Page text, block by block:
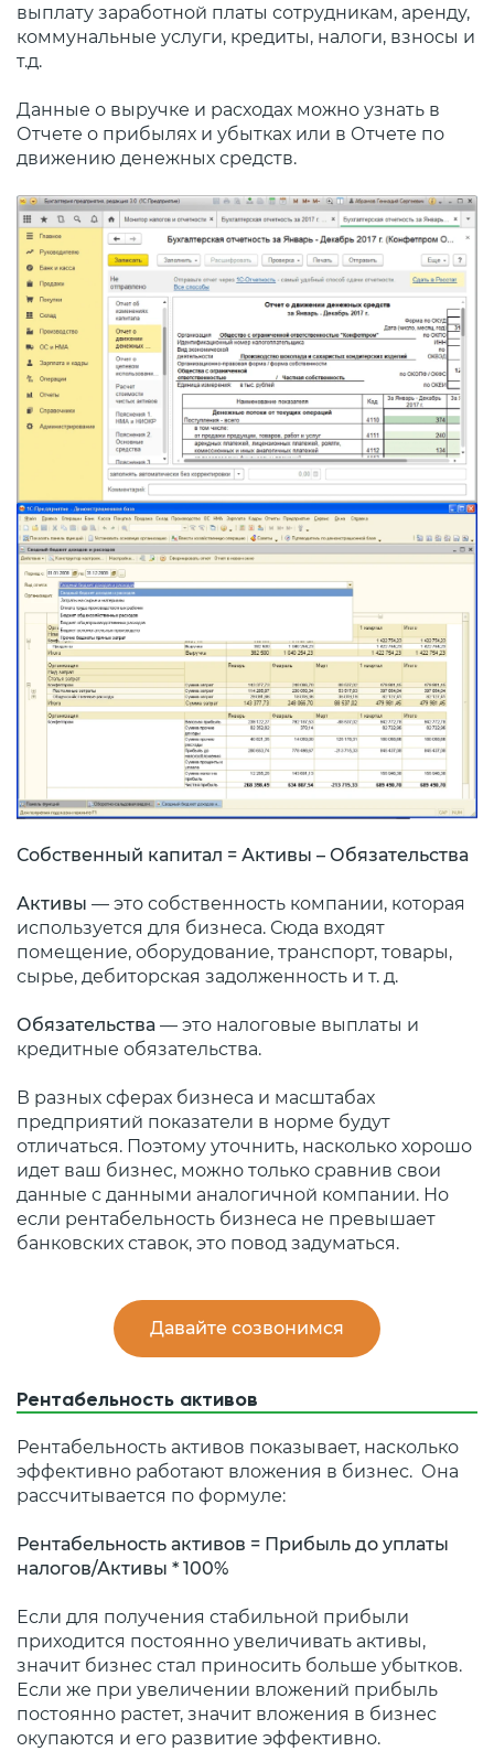
выплату заработной платы сотрудникам, аренду,
коммунальные услуги, кредиты, налоги, взносы и
т.д.
Данные о выручке и расходах можно узнать в
Отчете о прибылях и убытках или в Отчете по
движению денежных средств.
Собственный капитал = Активы – Обязательства
Активы — это собственность компании, которая
используется для бизнеса. Сюда входят
помещение, оборудование, транспорт, товары,
сырье, дебиторская задолженность и т. д.
Обязательства — это налоговые выплаты и
кредитные обязательства.
В разных сферах бизнеса и масштабах
предприятий показатели в норме будут
отличаться. Поэтому уточнить, насколько хорошо
идет ваш бизнес, можно только сравнив свои
данные с данными аналогичной компании. Но
если рентабельность бизнеса не превышает
банковских ставок, это повод задуматься.
Давайте созвонимся
Рентабельность активов
Рентабельность активов показывает, насколько
эффективно работают вложения в бизнес. Она
рассчитывается по формуле:
Рентабельность активов = Прибыль до уплаты
налогов/Активы * 100%
Если для получения стабильной прибыли
приходится постоянно увеличивать активы,
значит бизнес стал приносить больше убытков.
Если же при увеличении вложений прибыль
постоянно растет, значит вложения в бизнес
окупаются и его развитие эффективно.